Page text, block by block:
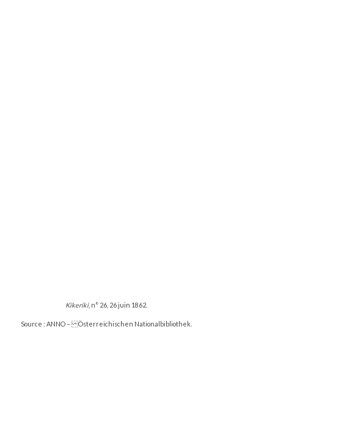
Kikeriki, n° 26, 26 juin 1862.
Source : ANNO – Österreichischen Nationalbibliothek.